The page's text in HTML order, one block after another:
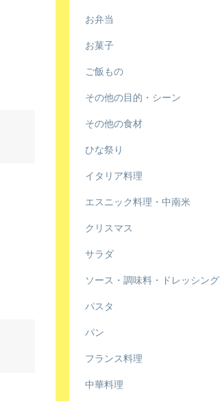
お弁当
お菓子
ご飯もの
その他の目的・シーン
その他の食材
ひな祭り
イタリア料理
エスニック料理・中南米
クリスマス
サラダ
ソース・調味料・ドレッシング
パスタ
パン
フランス料理
中華料理